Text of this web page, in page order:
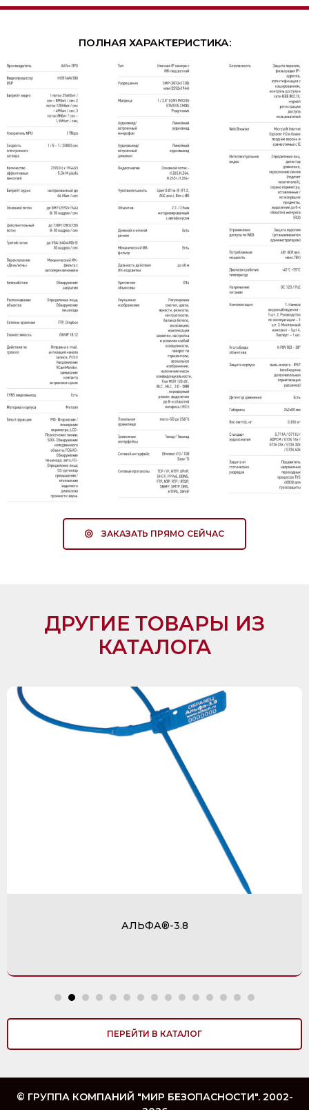
ПОЛНАЯ ХАРАКТЕРИСТИКА:
ЗАКАЗАТЬ ПРЯМО СЕЙЧАС
ДРУГИЕ ТОВАРЫ ИЗ
КАТАЛОГА
АЛЬФА®-3.8
ПЕРЕЙТИ В КАТАЛОГ
© ГРУППА КОМПАНИЙ "МИР БЕЗОПАСНОСТИ". 2002-